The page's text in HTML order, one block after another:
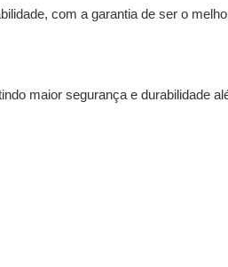
com a garantia de ser o
maior segurança e durabilidade